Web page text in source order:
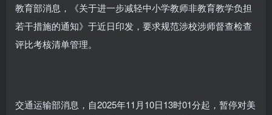
教育部消息，《关于进一步减轻中小学教师非教育教学负担
若干措施的通知》于近日印发，要求规范涉校涉师督查检查
评比考核清单管理。
交通运输部消息， 自2025年11月10日13时01分起， 暂停对美